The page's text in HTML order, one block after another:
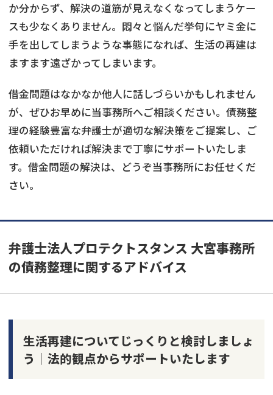
か分からず、解決の道筋が見えなくなってしまうケー
スも少なくありません。悶々と悩んだ挙句にヤミ金に
手を出してしまうような事態になれば、生活の再建は
ますます遠ざかってしまいます。
借金問題はなかなか他人に話しづらいかもしれません
が、ぜひお早めに当事務所へご相談ください。債務整
理の経験豊富な弁護士が適切な解決策をご提案し、ご
依頼いただければ解決まで丁寧にサポートいたしま
す。借金問題の解決は、どうぞ当事務所にお任せくだ
さい。
弁護士法人プロテクトスタンス 大宮事務所
の債務整理に関するアドバイス
生活再建についてじっくりと検討しましょ
う｜法的観点からサポートいたします